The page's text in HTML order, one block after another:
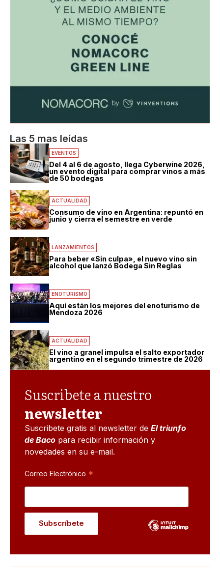
Las 5 mas leídas
EVENTOS
Del 4 al 6 de agosto, llega Cyberwine 2026,
un evento digital para comprar vinos a más
de 50 bodegas
ACTUALIDAD
Consumo de vino en Argentina: repuntó en
junio y cierra el semestre en verde
LANZAMIENTOS
Para beber «Sin culpa», el nuevo vino sin
alcohol que lanzó Bodega Sin Reglas
ENOTURISMO
Aquí están los mejores del enoturismo de
Mendoza 2026
ACTUALIDAD
El vino a granel impulsa el salto exportador
argentino en el segundo trimestre de 2026
Suscribete a nuestro
newsletter
Suscribete gratis al newsletter de El triunfo
de Baco para recibir información y
novedades en su e-mail.
Correo Electrónico *